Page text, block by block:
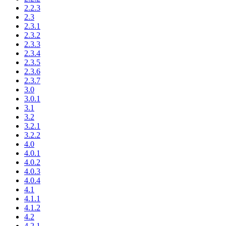
2.2.3
2.3
2.3.1
2.3.2
2.3.3
2.3.4
2.3.5
2.3.6
2.3.7
3.0
3.0.1
3.1
3.2
3.2.1
3.2.2
4.0
4.0.1
4.0.2
4.0.3
4.0.4
4.1
4.1.1
4.1.2
4.2